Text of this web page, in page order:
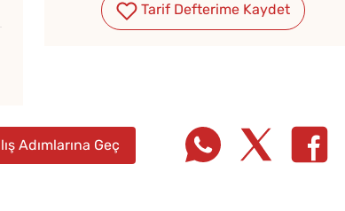
Tarif Defterime Kaydet
Adımlarına Geç
Haşlanmış Yumurtayı Tek
Konservesi Kaç Dakika
Kaynatılmalı?